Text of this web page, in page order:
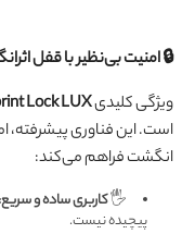
🔒 امنیت بی‌نظیر با قفل
ویژگی کلیدیLock LUX
است. این فناوری پیشرفته،
انگشت فراهم می‌کند:
🖐️کاربری ساده و سریع:
پیچیده نیست.